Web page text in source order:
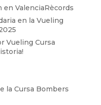
en ValenciaRècords
en la Vueling
Vueling Cursa
la Cursa Bombers